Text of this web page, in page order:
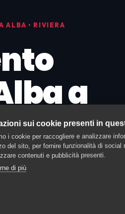
ALBA • RIVIERA
a
sui cookie presenti in
i cookie per raccogliere e analizzare
del sito, per fornire funzionalità di social
contenuti e pubblicità presenti.
di più